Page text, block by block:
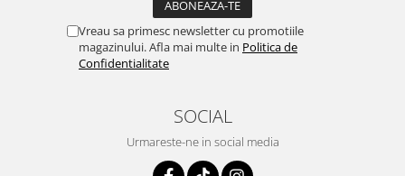
Vreau sa primesc newsletter cu promotiile
magazinului. Afla mai multe in Politica de
Confidentialitate
SOCIAL
Urmareste-ne in social media